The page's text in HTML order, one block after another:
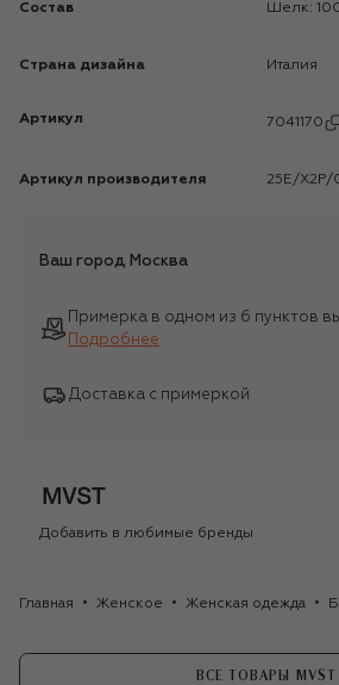
Состав Шелк:
Страна дизайна Италия
Артикул 7041170
Артикул производителя 25E/
Ваш город Москва
Примерка в одном из 6 пунктов
Подробнее
Доставка с примеркой
Добавить в любимые бренды
Главная Женское Женская одежда
ВСЕ ТОВАРЫ MVST